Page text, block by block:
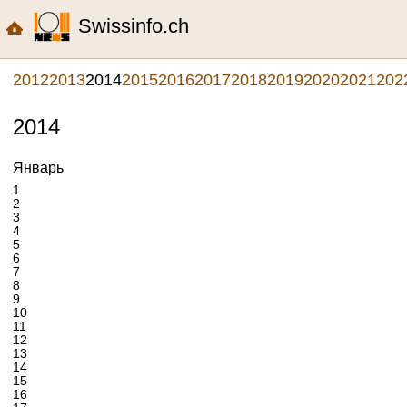
Swissinfo.ch
2012201320142015201620172018201920202021
2014
Январь
1
2
3
4
5
6
7
8
9
10
11
12
13
14
15
16